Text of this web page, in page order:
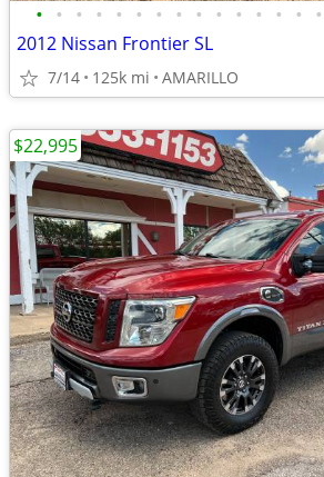
• • • • • • • • • • • • • • •
2012 Nissan Frontier SL
7/14 125k mi AMARILLO
$22,995